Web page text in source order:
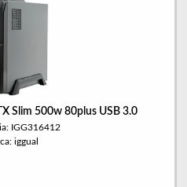
Slim 500w 80plus USB 3.0
IGG316412
iggual